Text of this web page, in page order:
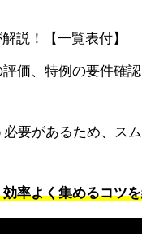
価、特例の要件確
要があるため、ス
率よく集めるコツ